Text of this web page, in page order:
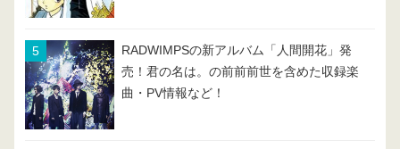
RADWIMPSの新アルバム「人間開花」発
売！君の名は。の前前前世を含めた収録楽
曲・PV情報など！